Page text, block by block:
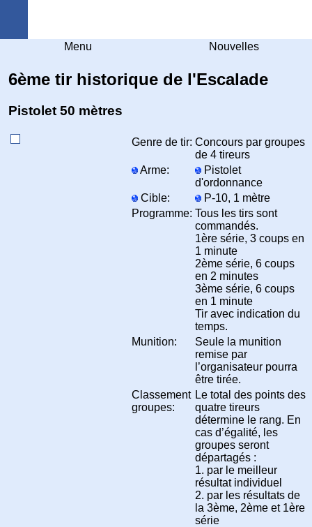
Menu Nouvelles
6ème tir historique de l'Escalade
Pistolet 50 mètres
Genre de tir: Concours par groupes
de 4 tireurs
Arme:
Pistolet
d'ordonnance
Cible:
P-10, 1 mètre
Programme: Tous les tirs sont
commandés.
1ère série, 3 coups en
1 minute
2ème série, 6 coups
en 2 minutes
3ème série, 6 coups
en 1 minute
Tir avec indication du
temps.
Munition:
Seule la munition
remise par
l’organisateur pourra
être tirée.
Classement
groupes:
Le total des points des
quatre tireurs
détermine le rang. En
cas d’égalité, les
groupes seront
départagés :
1. par le meilleur
résultat individuel
2. par les résultats de
la 3ème, 2ème et 1ère
série